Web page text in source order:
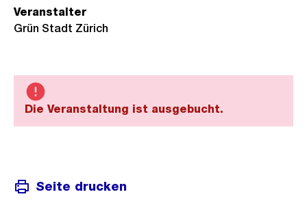
Veranstalter
Grün Stadt Zürich
Die Veranstaltung ist ausgebucht.
Seite drucken